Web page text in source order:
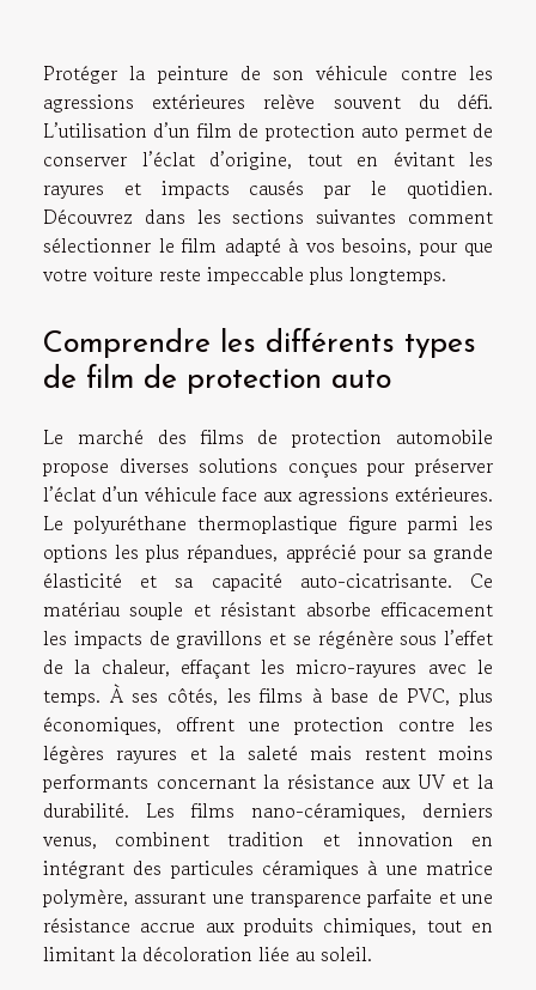
Protéger la peinture de son véhicule contre les
agressions extérieures relève souvent du défi.
L’utilisation d’un film de protection auto permet de
conserver l’éclat d’origine, tout en évitant les
rayures et impacts causés par le quotidien.
Découvrez dans les sections suivantes comment
sélectionner le film adapté à vos besoins, pour que
votre voiture reste impeccable plus longtemps.
Comprendre les différents types
de film de protection auto
Le marché des films de protection automobile
propose diverses solutions conçues pour préserver
l’éclat d’un véhicule face aux agressions extérieures.
Le polyuréthane thermoplastique figure parmi les
options les plus répandues, apprécié pour sa grande
élasticité et sa capacité auto-cicatrisante. Ce
matériau souple et résistant absorbe efficacement
les impacts de gravillons et se régénère sous l’effet
de la chaleur, effaçant les micro-rayures avec le
temps. À ses côtés, les films à base de PVC, plus
économiques, offrent une protection contre les
légères rayures et la saleté mais restent moins
performants concernant la résistance aux UV et la
durabilité. Les films nano-céramiques, derniers
venus, combinent tradition et innovation en
intégrant des particules céramiques à une matrice
polymère, assurant une transparence parfaite et une
résistance accrue aux produits chimiques, tout en
limitant la décoloration liée au soleil.